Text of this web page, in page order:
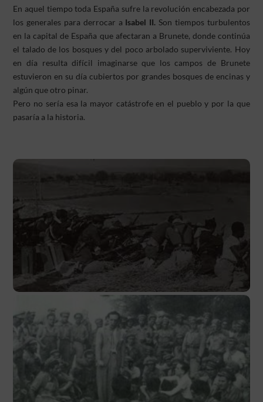
En aquel tiempo toda España sufre la revolución encabezada por
los generales para derrocar a Isabel II. Son tiempos turbulentos
en la capital de España que afectaran a Brunete, donde continúa
el talado de los bosques y del poco arbolado superviviente. Hoy
en día resulta difícil imaginarse que los campos de Brunete
estuvieron en su día cubiertos por grandes bosques de encinas y
algún que otro pinar.
Pero no sería esa la mayor catástrofe en el pueblo y por la que
pasaría a la historia.